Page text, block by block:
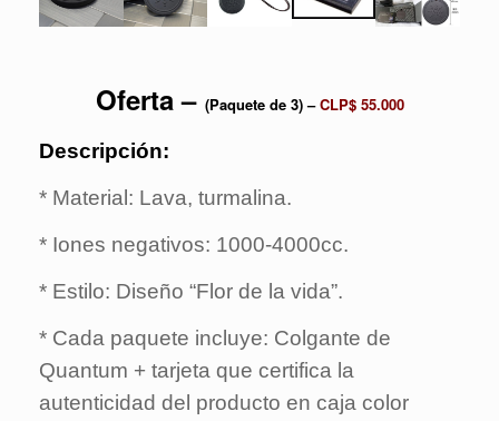
Oferta –(Paquete de 3)–CLP$ 55.000
Descripción:
* Material: Lava, turmalina.
* Iones negativos: 1000-4000cc.
* Estilo: Diseño “Flor de la vida”.
* Cada paquete incluye: Colgante de
Quantum + tarjeta que certifica la
autenticidad del producto en caja color